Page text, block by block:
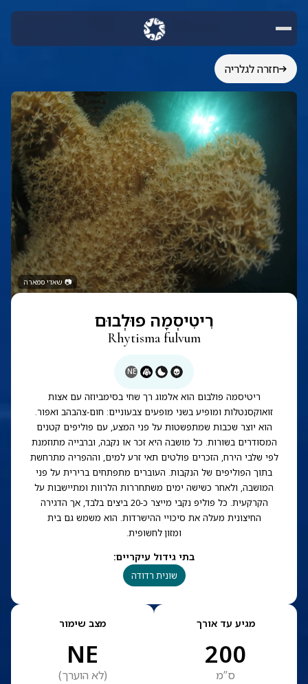
חזרה לגלריה
📷 שאדי סמארה
רִיטִיסְמָה פוּלְבוּם
Rhytisma fulvum
NE
ריטיסמה פולבום הוא אלמוג רך שחי בסימביוזה עם אצות
זואוקסנטלות ומופיע בשני מופעים צבעוניים: חום-צהבהב ואפור.
הוא יוצר שכבות שמתפשטות על פני המצע, עם פוליפים קטנים
המסודרים בשורות. כל מושבה היא זכר או נקבה, וברבייה מתוזמנת
לפי שלבי הירח, הזכרים פולטים תאי זרע למים, וההפריה מתרחשת
בתוך הפוליפים של הנקבות. העוברים מתפתחים ברירית על פני
המושבה, ולאחר כשישה ימים משתחררות הלרוות ומתיישבות על
הקרקעית. כל פוליפ נקבי מייצר כ-20 ביצים בלבד, אך הדגירה
החיצונית מעלה את סיכויי ההישרדות. הוא משמש גם בית
ומזון לחשופית.
בתי גידול עיקריים:
שונית רדודה
מגיע עד אורך
200
ס”מ
מצב שימור
NE
(לא הוערך)